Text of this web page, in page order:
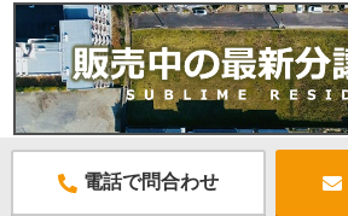
電話で問合わせ